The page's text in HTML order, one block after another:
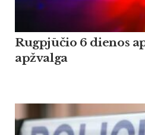
Rugpjūčio 6 dienos
apžvalga